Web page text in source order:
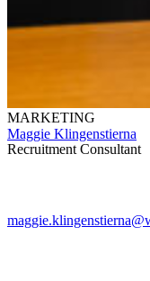
MARKETING
Maggie Klingenstierna
Recruitment Consultant